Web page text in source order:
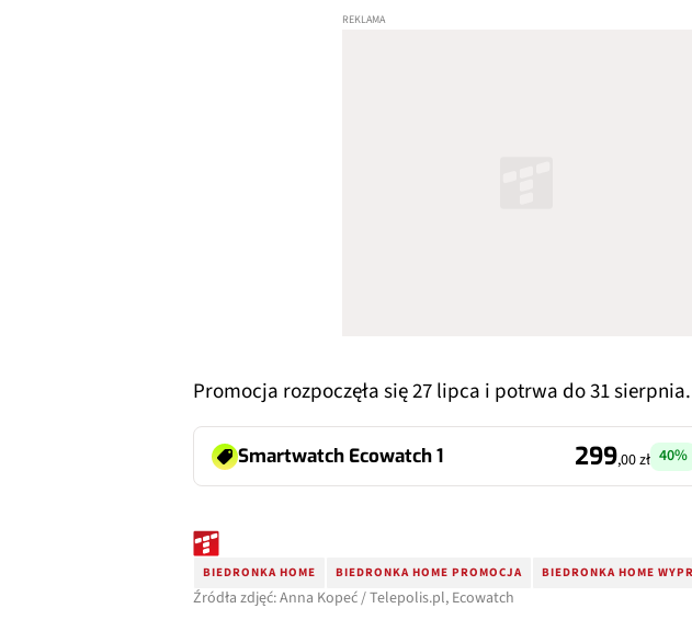
Promocja rozpoczęła się 27 lipca i potrwa do 31 sierpnia.
Smartwatch Ecowatch 1 299,00 zł 40%
BIEDRONKA HOME BIEDRONKA HOME PROMOCJA BIEDRONKA HOME
Źródła zdjęć: Anna Kopeć / Telepolis.pl, Ecowatch